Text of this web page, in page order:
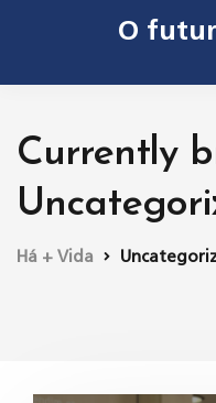
O
Currently
Há + Vida